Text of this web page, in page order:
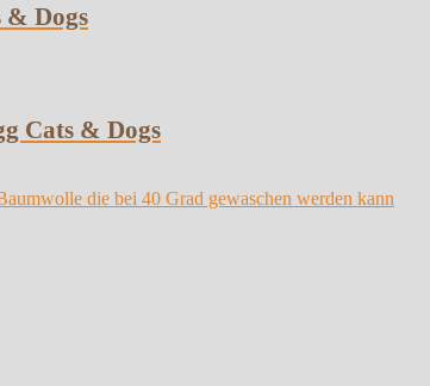
& Dogs
Cats & Dogs